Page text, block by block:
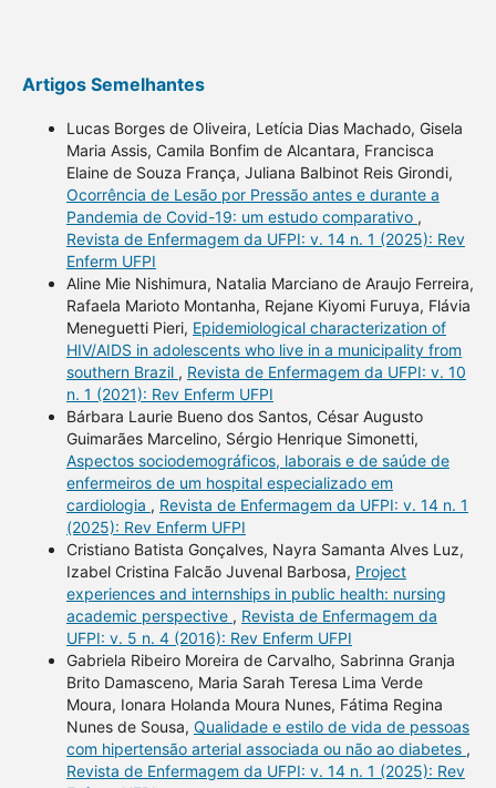
Artigos Semelhantes
Lucas Borges de Oliveira, Letícia Dias Machado, Gisela
Maria Assis, Camila Bonfim de Alcantara, Francisca
Elaine de Souza França, Juliana Balbinot Reis Girondi,
Ocorrência de Lesão por Pressão antes e durante a
Pandemia de Covid-19: um estudo comparativo ,
Revista de Enfermagem da UFPI: v. 14 n. 1 (2025): Rev
Enferm UFPI
Aline Mie Nishimura, Natalia Marciano de Araujo Ferreira,
Rafaela Marioto Montanha, Rejane Kiyomi Furuya, Flávia
Meneguetti Pieri, Epidemiological characterization of
HIV/AIDS in adolescents who live in a municipality from
southern Brazil , Revista de Enfermagem da UFPI: v. 10
n. 1 (2021): Rev Enferm UFPI
Bárbara Laurie Bueno dos Santos, César Augusto
Guimarães Marcelino, Sérgio Henrique Simonetti,
Aspectos sociodemográficos, laborais e de saúde de
enfermeiros de um hospital especializado em
cardiologia , Revista de Enfermagem da UFPI: v. 14 n. 1
(2025): Rev Enferm UFPI
Cristiano Batista Gonçalves, Nayra Samanta Alves Luz,
Izabel Cristina Falcão Juvenal Barbosa, Project
experiences and internships in public health: nursing
academic perspective , Revista de Enfermagem da
UFPI: v. 5 n. 4 (2016): Rev Enferm UFPI
Gabriela Ribeiro Moreira de Carvalho, Sabrinna Granja
Brito Damasceno, Maria Sarah Teresa Lima Verde
Moura, Ionara Holanda Moura Nunes, Fátima Regina
Nunes de Sousa, Qualidade e estilo de vida de pessoas
com hipertensão arterial associada ou não ao diabetes ,
Revista de Enfermagem da UFPI: v. 14 n. 1 (2025): Rev